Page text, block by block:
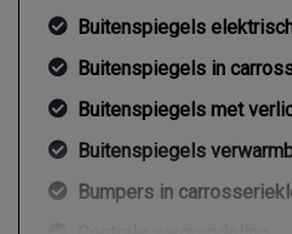
Buitenspiegels
Buitenspiegels in
Buitenspiegels met
Buitenspiegels
Bumpers in